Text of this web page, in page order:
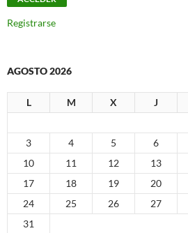
Registrarse
AGOSTO 2026
L M X J
3
4 5 6
10
11 12 13
17
18 19 20
24
25 26 27
31